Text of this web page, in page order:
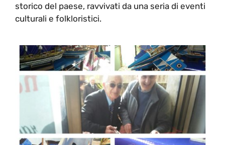
storico del paese, ravvivati da una seria di eventi
culturali e folkloristici.